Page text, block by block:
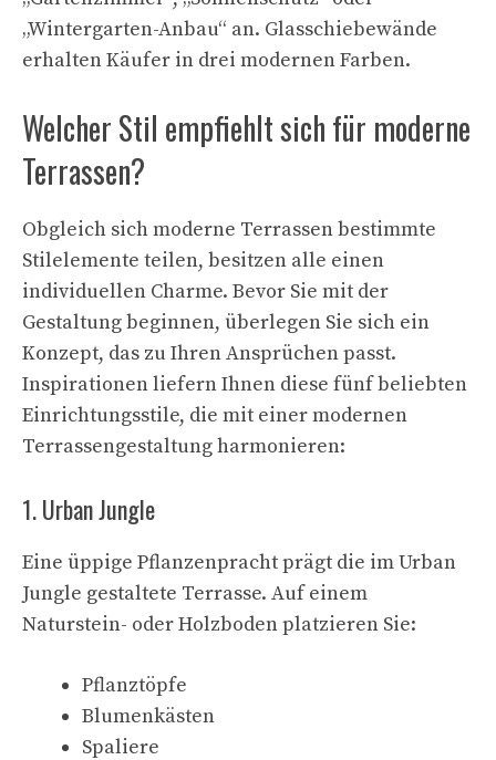
„Wintergarten-Anbau“ an. Glasschiebewände
erhalten Käufer in drei modernen Farben.
Welcher Stil empfiehlt sich für moderne
Terrassen?
Obgleich sich moderne Terrassen bestimmte
Stilelemente teilen, besitzen alle einen
individuellen Charme. Bevor Sie mit der
Gestaltung beginnen, überlegen Sie sich ein
Konzept, das zu Ihren Ansprüchen passt.
Inspirationen liefern Ihnen diese fünf beliebten
Einrichtungsstile, die mit einer modernen
Terrassengestaltung harmonieren:
1. Urban Jungle
Eine üppige Pflanzenpracht prägt die im Urban
Jungle gestaltete Terrasse. Auf einem
Naturstein- oder Holzboden platzieren Sie:
Pflanztöpfe
Blumenkästen
Spaliere